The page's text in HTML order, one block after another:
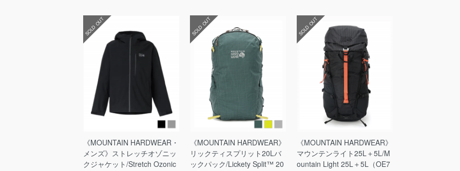
SOLD OUT
《MOUNTAIN HARDWEAR・
メンズ》ストレッチオゾニッ
クジャケット/Stretch Ozonic
SOLD OUT
《MOUNTAIN HARDWEAR》
リックティスプリット20Lバ
ックパック/Lickety Split™ 20
SOLD OUT
《MOUNTAIN HARDWEAR》
マウンテンライト25L＋5L/M
ountain Light 25L＋5L（OE7